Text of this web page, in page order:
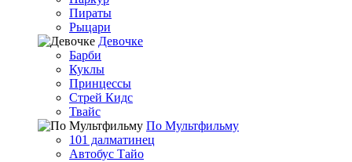
Пираты
Рыцари
Девочке
Барби
Куклы
Принцессы
Стрей Кидс
Твайс
По Мультфильму
101 далматинец
Автобус Тайо